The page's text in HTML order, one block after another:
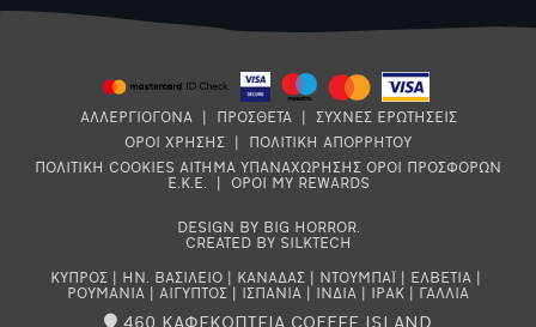
ΑΛΛΕΡΓΙΟΓΟΝΑ ΠΡΟΣΘΕΤΑ
ΣΥΧΝΕΣ ΕΡΩΤΗΣΕΙΣ
ΟΡΟΙ ΧΡΗΣΗΣ
ΠΟΛΙΤΙΚΗ ΑΠΟΡΡΗΤΟΥ
ΠΟΛΙΤΙΚΗ COOKIES ΑΙΤΗΜΑ ΥΠΑΝΑΧΩΡΗΣΗΣ ΟΡΟΙ ΠΡΟΣΦΟΡΩΝ
Ε.Κ.Ε.
ΟΡΟΙ MY REWARDS
ΚΥΠΡΟΣ ΗΝ. ΒΑΣΙΛΕΙΟ ΚΑΝΑΔΑΣ ΝΤΟΥΜΠΑΪ ΕΛΒΕΤΙΑ
ΡΟΥΜΑΝΙΑ
ΑΙΓΥΠΤΟΣ ΙΣΠΑΝΙΑ ΙΝΔΙΑ ΙΡΑΚ ΓΑΛΛΙΑ
DESIGN BY BIG HORROR.
CREATED BY SILKTECH